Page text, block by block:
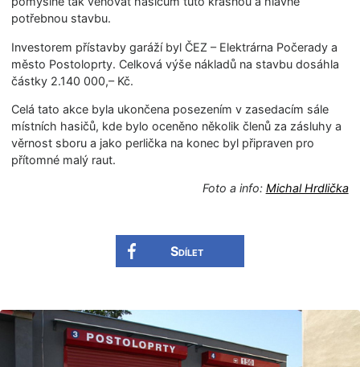
potřebnou stavbu.
Investorem přístavby garáží byl ČEZ – Elektrárna Počerady a
město Postoloprty. Celková výše nákladů na stavbu dosáhla
částky 2.140 000,– Kč.
Celá tato akce byla ukončena posezením v zasedacím sále
místních hasičů, kde bylo oceněno několik členů za zásluhy a
věrnost sboru a jako perlička na konec byl připraven pro
přítomné malý raut.
Foto a info: Michal Hrdlička
Sdílet